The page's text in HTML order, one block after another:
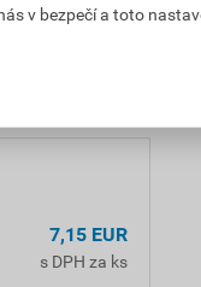
si vždy
7,15 EUR
s DPH za ks
v bezpečí a toto